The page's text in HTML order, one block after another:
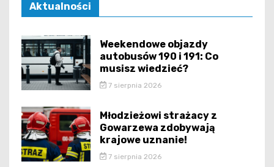
Aktualności
Weekendowe objazdy
autobusów 190 i 191: Co
musisz wiedzieć?
7 sierpnia 2026
Młodzieżowi strażacy z
Gowarzewa zdobywają
krajowe uznanie!
7 sierpnia 2026